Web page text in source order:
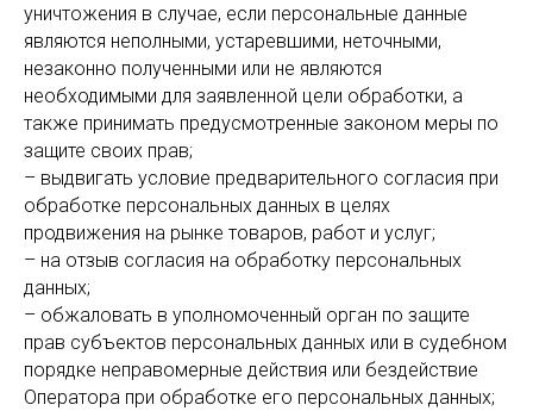
уничтожения в случае, если персональные данные
являются неполными, устаревшими, неточными,
незаконно полученными или не являются
необходимыми для заявленной цели обработки, а
также принимать предусмотренные законом меры по
защите своих прав;
– выдвигать условие предварительного согласия при
обработке персональных данных в целях
продвижения на рынке товаров, работ и услуг;
– на отзыв согласия на обработку персональных
данных;
– обжаловать в уполномоченный орган по защите
прав субъектов персональных данных или в судебном
порядке неправомерные действия или бездействие
Оператора при обработке его персональных данных;